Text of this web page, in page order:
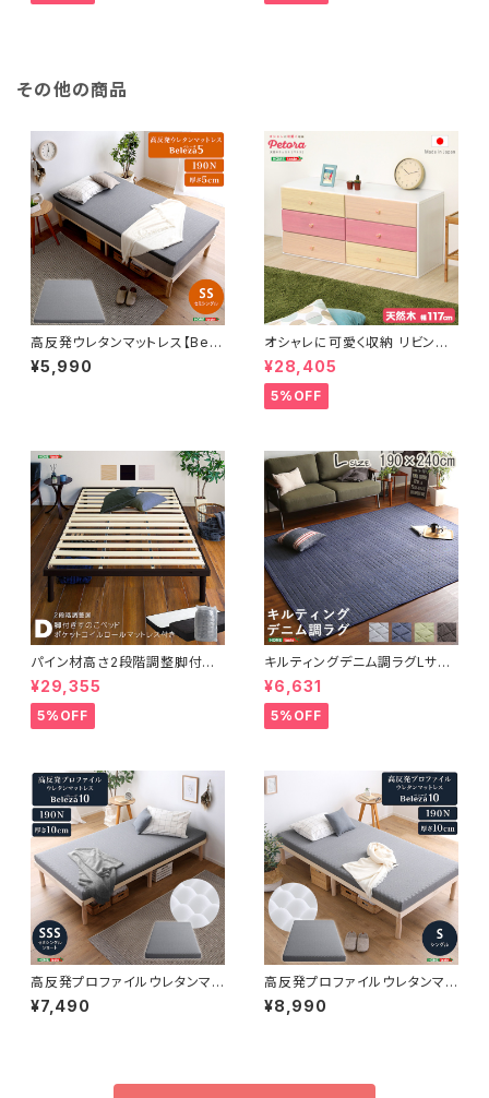
その他の商品
高反発ウレタンマットレス【Bele
za5-ベレーザ・ファイブ-】(セミ
シングル) ORM-05SS
¥5,990
オシャレに可愛く収納 リビング
用ワイドチェスト 3段 幅117cm
天然木（桐）日本製｜petora-
ペトラ- SH-08-PTR117
¥28,405
5%OFF
パイン材高さ2段階調整脚付き
すのこベッド ポケットコイルマッ
トレスセット(ダブル) ASP-SR
M-D
¥29,355
5%OFF
キルティングデニム調ラグLサイ
ズ(190x240cm)オールシーズ
ン、滑り止め付き、手洗い対応【D
erid-デリッド-】 DRG-L
¥6,631
5%OFF
高反発プロファイルウレタンマッ
トレス【Beleza10-ベレーザ・テ
ン-】(セミシングルショート) O
¥7,490
高反発プロファイルウレタンマッ
トレス【Beleza10-ベレーザ・テ
ン-】(シングル) ORM-10S
¥8,990